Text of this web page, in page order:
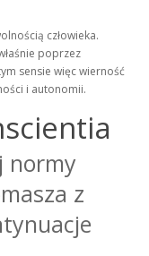
człowieka.
poprzez
sensie więc wierność
i autonomii.
normy
z